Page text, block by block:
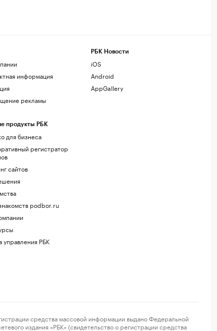
информация
рекламы
продукты РБК
для бизнеса
регистратор
сайтов
podbor.ru
управления РБК
РБК Новости
iOS
Android
AppGallery
средства массовой информации выдано Федеральной
издания «РБК» (свидетельство о регистрации средства